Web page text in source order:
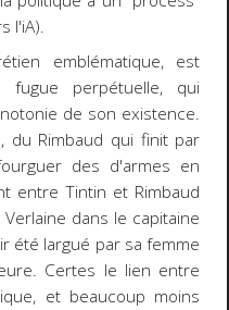
l'iA).
emblématique, est
perpétuelle, qui
de son existence.
du Rimbaud qui finit par
des d'armes en
entre Tintin et Rimbaud
dans le capitaine
été largué par sa femme
Certes le lien entre
et beaucoup moins